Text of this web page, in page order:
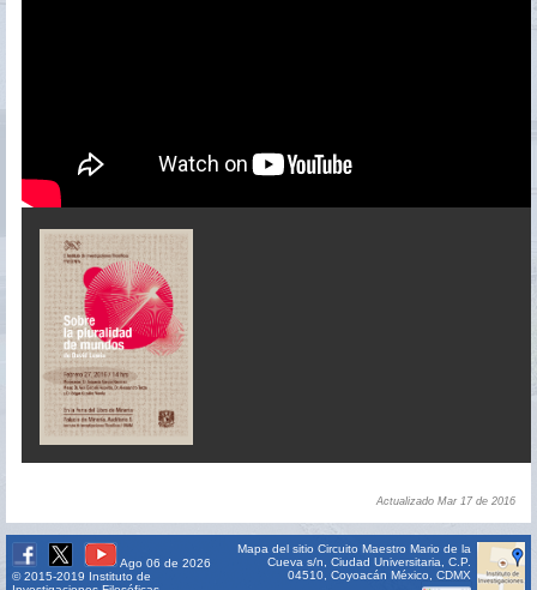
Actualizado Mar 17 de 2016
Ago 06 de 2026
© 2015-2019 Instituto de
Mapa del sitio Circuito Maestro Mario de la
Cueva s/n, Ciudad Universitaria, C.P.
04510, Coyoacán México, CDMX